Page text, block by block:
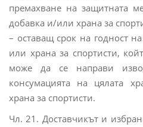
премахване на защитната
добавка и/или храна за
– оставащ срок на годност
или храна за спортисти,
може да се направи
консумацията на цялата
храна за спортисти.
Чл. 21. Доставчикът и